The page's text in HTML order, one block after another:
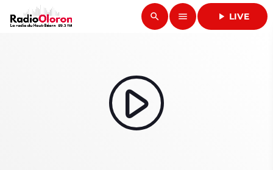
search menu play_arrow LIVE
close
RADIO OLORONplay_arrow